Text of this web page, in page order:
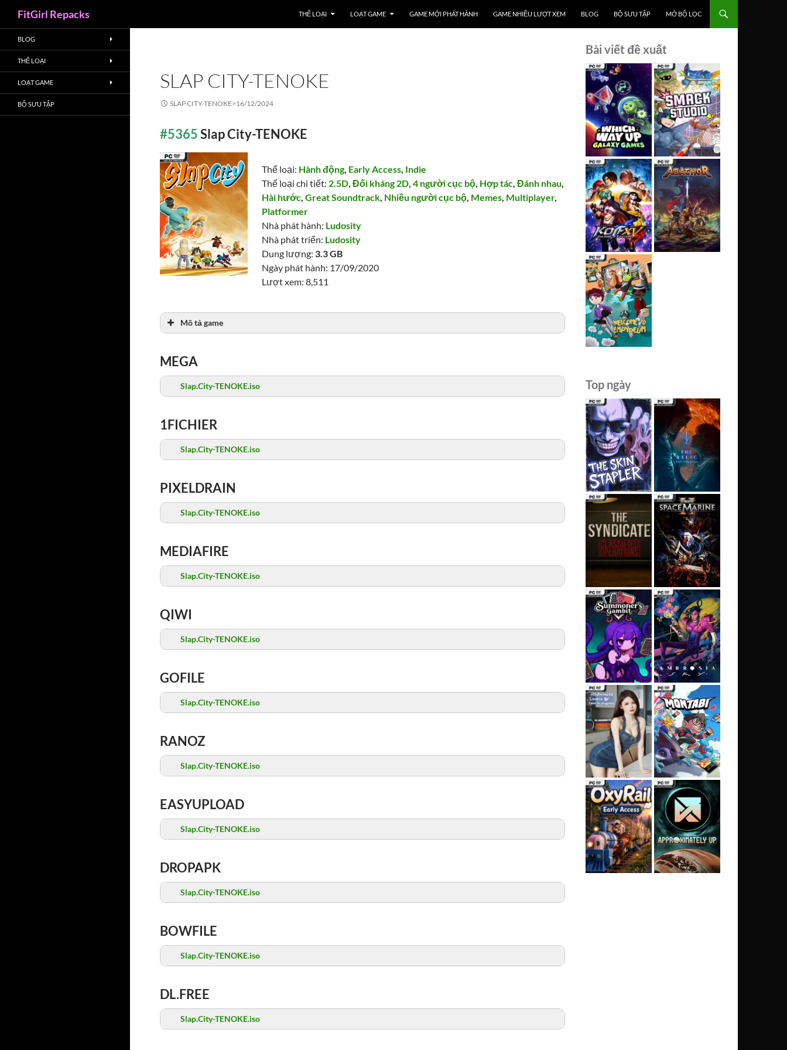
FitGirl Repacks THỂ LOẠI LOẠT GAME GAME MỚI PHÁT HÀNH GAME NHIỀU LƯỢT XEM BLOG BỘ SƯU TẬP MỞ BỘ LỌC
SLAP CITY-TENOKE
SLAP CITY-TENOKE>16/12/2024
#5365Slap City-TENOKE
Thể loại: Hành động, Early Access, Indie
Thể loại chi tiết: 2.5D,Đối kháng 2D,4 người cục bộ, Hợp tác,Đánh nhau,
Hài hước,Great Soundtrack, Nhiều người cục bộ, Memes, Multiplayer,
Platformer
Nhà phát hành: Ludosity
Nhà phát triển: Ludosity
Dung lượng: 3.3 GB
Ngày phát hành: 17/09/2020
Lượt xem: 8,511
Mô tả game
MEGA
Slap.City-TENOKE.iso
1FICHIER
Slap.City-TENOKE.iso
PIXELDRAIN
Slap.City-TENOKE.iso
MEDIAFIRE
Slap.City-TENOKE.iso
QIWI
Slap.City-TENOKE.iso
GOFILE
Slap.City-TENOKE.iso
RANOZ
Slap.City-TENOKE.iso
EASYUPLOAD
Slap.City-TENOKE.iso
DROPAPK
Slap.City-TENOKE.iso
BOWFILE
Slap.City-TENOKE.iso
DL.FREE
Slap.City-TENOKE.iso
Bài viết đề xuất
Top ngày
BLOG
THỂ LOẠI
LOẠT GAME
BỘ SƯU TẬP